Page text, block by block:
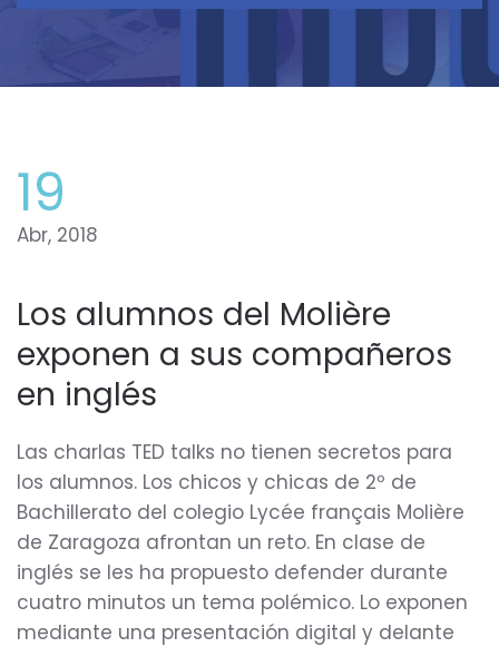
19
Abr, 2018
Los alumnos del Molière
exponen a sus compañeros
en inglés
Las charlas TED talks no tienen secretos para
los alumnos. Los chicos y chicas de 2º de
Bachillerato del colegio Lycée français Molière
de Zaragoza afrontan un reto. En clase de
inglés se les ha propuesto defender durante
cuatro minutos un tema polémico. Lo exponen
mediante una presentación digital y delante